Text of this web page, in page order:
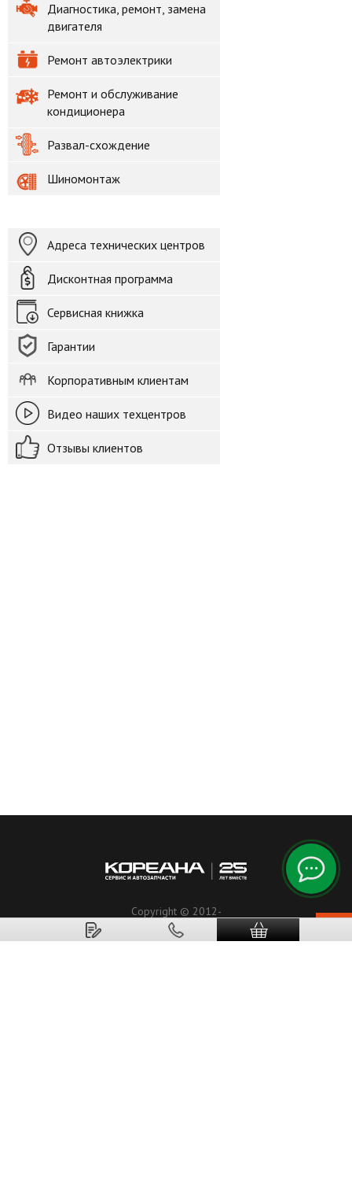
Диагностика, ремонт, замена
двигателя
Ремонт автоэлектрики
Ремонт и обслуживание
кондиционера
Развал-схождение
Шиномонтаж
Адреса технических центров
Дисконтная программа
Сервисная книжка
Гарантии
Корпоративным клиентам
Видео наших техцентров
Отзывы клиентов
Copyright © 2012-
2026
Koreanaparts.ru